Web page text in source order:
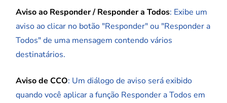
Aviso ao Responder / Responder a Todos: Exibe um
aviso ao clicar no botão "Responder" ou "Responder a
Todos" de uma mensagem contendo vários
destinatários.
Aviso de CCO: Um diálogo de aviso será exibido
quando você aplicar a função Responder a Todos em